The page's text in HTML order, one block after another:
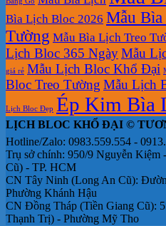
Bìa Lịch Bloc 2026 Mẫu
Tường Mẫu Bìa Lịch Treo
Lịch Bloc 365 NgàyMẫu
giá rẻ Mẫu Lịch Bloc Khổ Đại
Bloc Treo Tường Mẫu Lịch
Lịch Bloc Đẹp Ép Kim Bìa
LỊCH BLOC KHỔ ĐẠI ©
Hotline/Zalo: 0983.559.554 -
Trụ sở chính: 950/9 Nguyễn
Cũ) - TP. HCM
CN Tây Ninh (Long An Cũ):
Phường Khánh Hậu
CN Đồng Tháp (Tiền Giang Cũ):
Thạnh Trị) - Phường Mỹ Tho